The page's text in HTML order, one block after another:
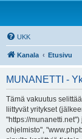
UKK
Kanala Etusivu
MUNANETTI -
Tämä vakuutus
liittyvät yritykset
"https://
ohjelmisto",